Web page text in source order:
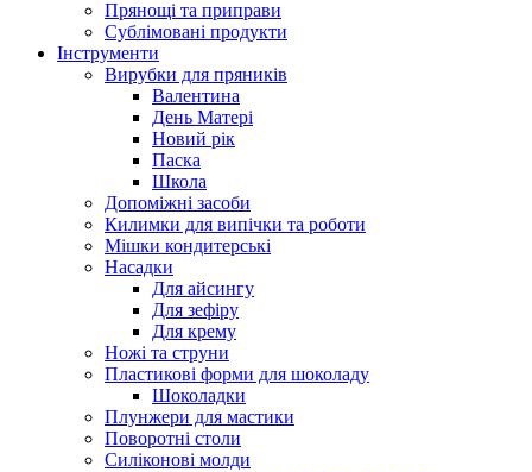
Прянощі та приправи
Сублімовані продукти
Інструменти
Вирубки для пряників
Валентина
День Матері
Новий рік
Паска
Школа
Допоміжні засоби
Килимки для випічки та роботи
Мішки кондитерські
Насадки
Для айсингу
Для зефіру
Для крему
Ножі та струни
Пластикові форми для шоколаду
Шоколадки
Плунжери для мастики
Поворотні столи
Силіконові молди